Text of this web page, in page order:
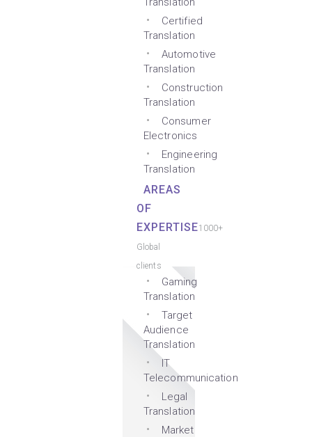
Certified
Translation
Automotive
Translation
Construction
Translation
Consumer
Electronics
Engineering
Translation
AREAS
OF
EXPERTISE1000+
Global
clients
Gaming
Translation
Target
Audience
Translation
IT
Telecommunication
Legal
Translation
Market